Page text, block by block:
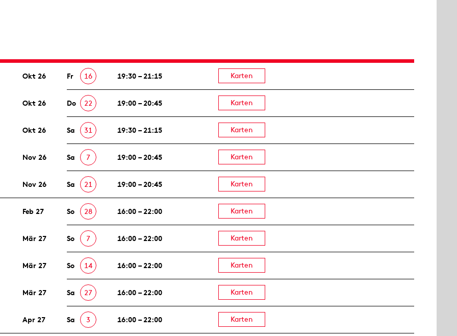
Okt 26 Fr 16 19:30 – 21:15 Karten
Okt 26 Do 22 19:00 – 20:45 Karten
Okt 26 Sa 31 19:30 – 21:15 Karten
Nov 26 Sa 7 19:00 – 20:45 Karten
Nov 26 Sa 21 19:00 – 20:45 Karten
Feb 27 So 28 16:00 – 22:00 Karten
Mär 27 So 7 16:00 – 22:00 Karten
Mär 27 So 14 16:00 – 22:00 Karten
Mär 27 Sa 27 16:00 – 22:00 Karten
Apr 27 Sa 3 16:00 – 22:00 Karten